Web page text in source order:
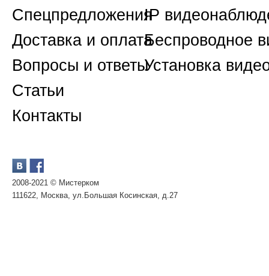
Спецпредложения
Доставка и оплата
Вопросы и ответы
Статьи
Контакты
2008-2021 © Мистерком
111622, Москва, ул.Большая Косинская, д.27
IP
Беспроводное
Установка